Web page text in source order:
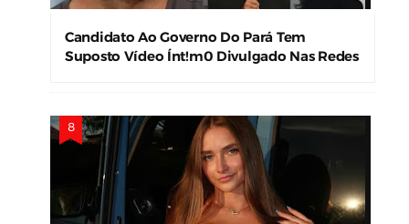
Candidato Ao Governo Do Pará Tem
Suposto Vídeo Ínt!m0 Divulgado Nas Redes